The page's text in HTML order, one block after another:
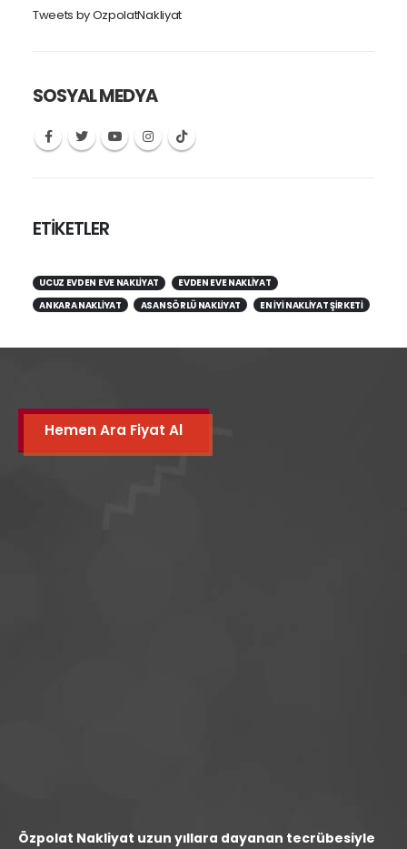
Tweets by OzpolatNakliyat
SOSYAL MEDYA
ETİKETLER
UCUZ EVDEN EVE NAKLIYAT
EVDEN EVE NAKLIYAT
ANKARA NAKLIYAT
ASANSÖRLÜ NAKLIYAT EN IYI NAKLIYAT ŞIRKETI
Hemen Ara Fiyat Al
Özpolat Nakliyat uzun yıllara dayanan tecrübesiyle